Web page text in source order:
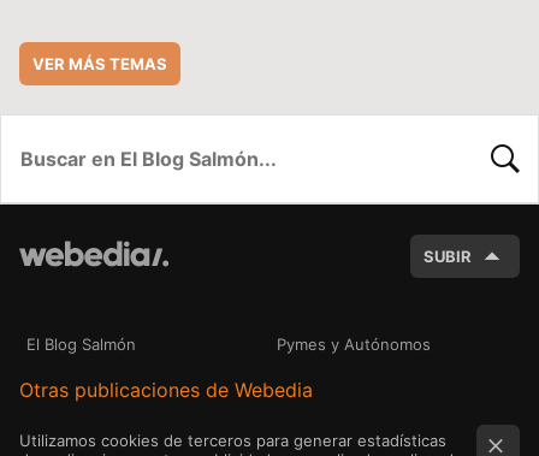
VER MÁS TEMAS
SUBIR
El Blog Salmón Pymes y Autónomos
Otras publicaciones de Webedia
Utilizamos cookies de terceros para generar estadísticas